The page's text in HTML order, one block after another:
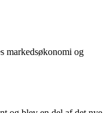
markedsøkonomi og